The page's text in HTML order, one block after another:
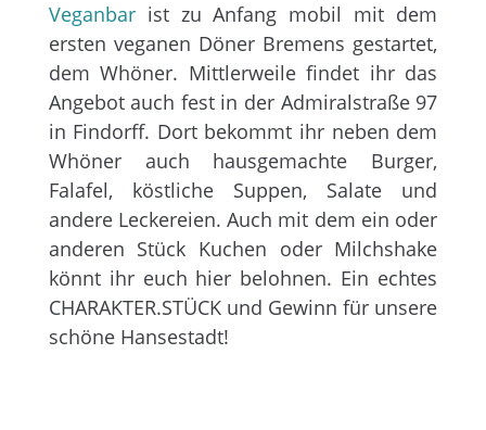
Veganbarist zu Anfang mobil mit dem
ersten veganen Döner Bremens gestartet,
dem Whöner. Mittlerweile findet ihr das
Angebot auch fest in der Admiralstraße 97
in Findorff. Dort bekommt ihr neben dem
Whöner auch hausgemachte Burger,
Falafel, köstliche Suppen, Salate und
andere Leckereien. Auch mit dem ein oder
anderen Stück Kuchen oder Milchshake
könnt ihr euch hier belohnen. Ein echtes
CHARAKTER.STÜCK und Gewinn für unsere
schöne Hansestadt!